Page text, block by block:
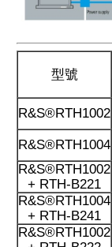
型號
R&S®RTH1002
R&S®RTH1004
R&S®RTH1002
+ RTH-B221
R&S®RTH1004
+ RTH-B241
R&S®RTH1002